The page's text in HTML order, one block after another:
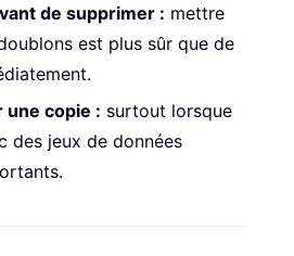
de supprimer : mettre
est plus sûr que de
une copie : surtout lorsque
des jeux de données